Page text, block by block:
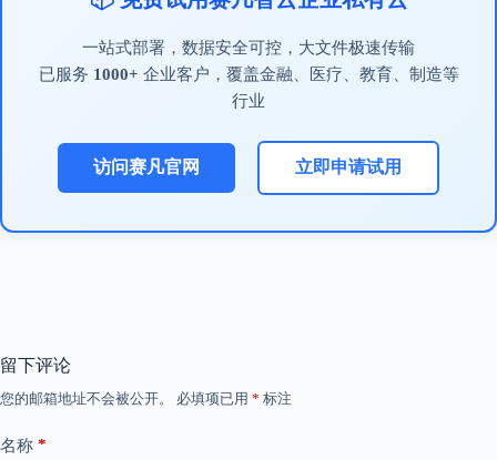
一站式部署，数据安全可控，大文件极速传输
已服务 1000+ 企业客户，覆盖金融、医疗、教育、制造等
行业
访问赛凡官网 立即申请试用
留下评论
您的邮箱地址不会被公开。 必填项已用 * 标注
名称 *